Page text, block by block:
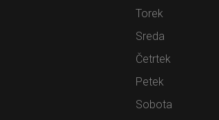
Torek
Sreda
Četrtek
Petek
Sobota